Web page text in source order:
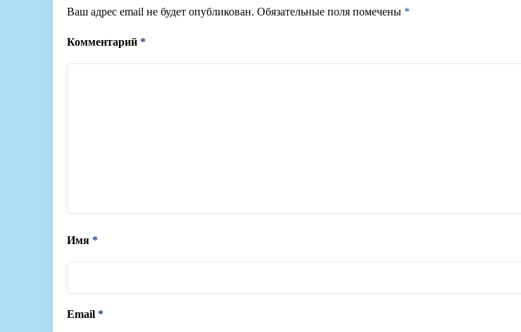
Ваш адрес email не будет опубликован. Обязательные поля помечены *
Комментарий *
Имя *
Email *